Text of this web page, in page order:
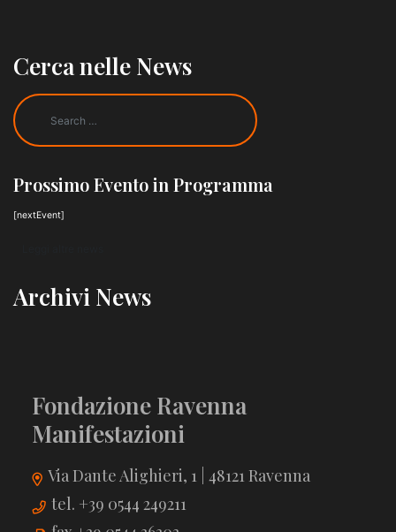
Cerca nelle News
Prossimo Evento in Programma
[nextEvent]
Archivi News
Fondazione Ravenna
Manifestazioni
Via Dante Alighieri, 1 | 48121 Ravenna
tel. +39 0544 249211